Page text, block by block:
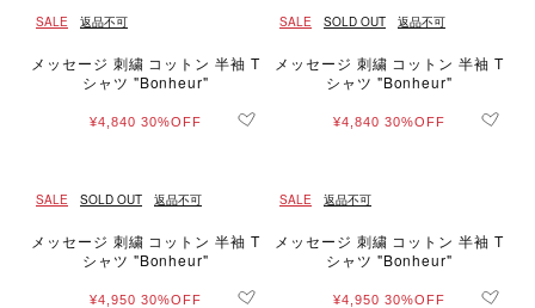
SALE 返品不可
メッセージ 刺繍 コットン 半袖 T
シャツ "Bonheur"
¥4,840 30%OFF
SALE SOLD OUT 返品不可
メッセージ 刺繍 コットン 半袖 T
シャツ "Bonheur"
¥4,840 30%OFF
SALE SOLD OUT 返品不可
メッセージ 刺繍 コットン 半袖 T
シャツ "Bonheur"
¥4,950 30%OFF
SALE 返品不可
メッセージ 刺繍 コットン 半袖 T
シャツ "Bonheur"
¥4,950 30%OFF